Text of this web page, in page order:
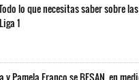
lo que necesitas saber sobre las
1
Pamela Franco se BESAN, en